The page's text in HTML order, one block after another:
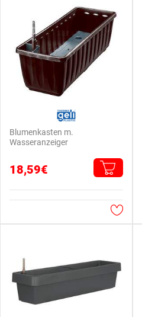
Blumenkasten m.
Wasseranzeiger
18,59€